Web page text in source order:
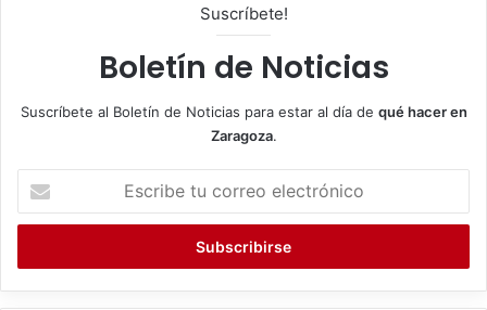
Suscríbete!
Boletín de Noticias
Suscríbete al Boletín de Noticias para estar al día de qué hacer en
Zaragoza.
c
i
b